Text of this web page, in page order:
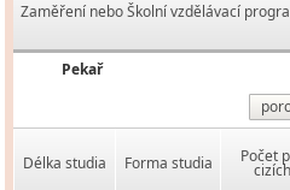
Zaměření nebo Školní vzdělávací
Pekař
Délka studia Forma studia Počet